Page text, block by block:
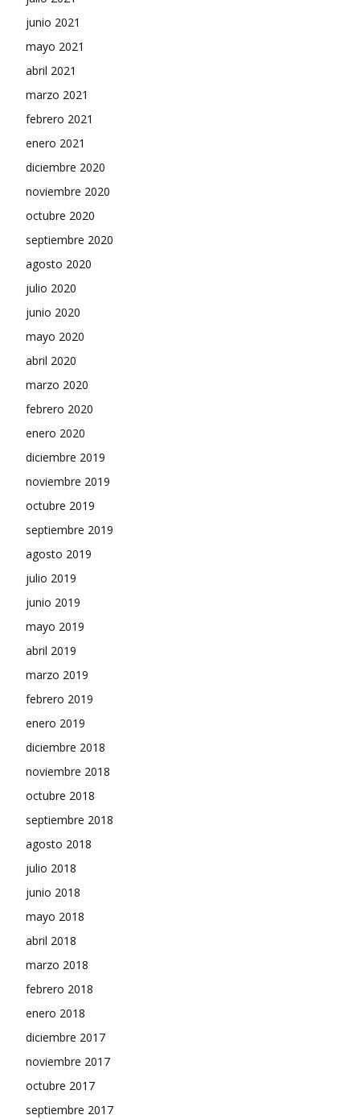
junio 2021
mayo 2021
abril 2021
marzo 2021
febrero 2021
enero 2021
diciembre 2020
noviembre 2020
octubre 2020
septiembre 2020
agosto 2020
julio 2020
junio 2020
mayo 2020
abril 2020
marzo 2020
febrero 2020
enero 2020
diciembre 2019
noviembre 2019
octubre 2019
septiembre 2019
agosto 2019
julio 2019
junio 2019
mayo 2019
abril 2019
marzo 2019
febrero 2019
enero 2019
diciembre 2018
noviembre 2018
octubre 2018
septiembre 2018
agosto 2018
julio 2018
junio 2018
mayo 2018
abril 2018
marzo 2018
febrero 2018
enero 2018
diciembre 2017
noviembre 2017
octubre 2017
septiembre 2017